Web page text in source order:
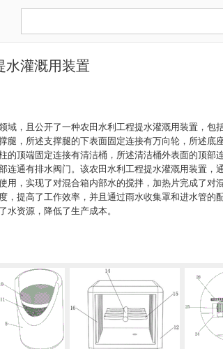
水灌溉用装置
域，且公开了一种农田水利工程提水灌溉用装置，包
腿，所述支撑腿的下表面固定连接有万向轮，所述底
的顶端固定连接有清洁桶，所述清洁桶外表面的顶部
连通有排水阀门。该农田水利工程提水灌溉用装置，
用，实现了对混合箱内部水的搅拌，加热片完成了对
，提高了工作效率，并且通过雨水收集罩和进水管的
水资源，降低了生产成本。